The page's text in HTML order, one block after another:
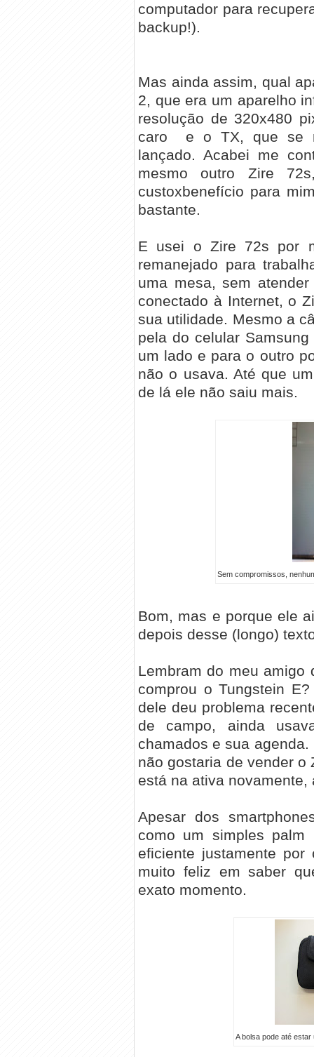
computador para
backup!).
Mas ainda assim, qual
2, que era um aparelho
resolução de 320x480
caro e o TX, que se
lançado. Acabei me
mesmo outro Zire
custoxbenefício para
bastante.
E usei o Zire 72s por
remanejado para
uma mesa, sem
conectado à Internet, o
sua utilidade. Mesmo a
pela do celular
um lado e para o outro
não o usava. Até que
de lá ele não saiu mais.
Sem compromissos,
Bom, mas e porque ele
depois desse (longo)
Lembram do meu amigo
comprou o Tungstein
dele deu problema
de campo, ainda
chamados e sua
não gostaria de vender o
está na ativa
Apesar dos
como um simples
eficiente justamente
muito feliz em saber
exato momento.
A bolsa pode até